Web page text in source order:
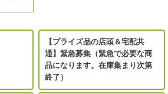
【プライズ品の店頭＆宅配共
通】緊急募集（緊急で必要な商
品になります。在庫集まり次第
終了）